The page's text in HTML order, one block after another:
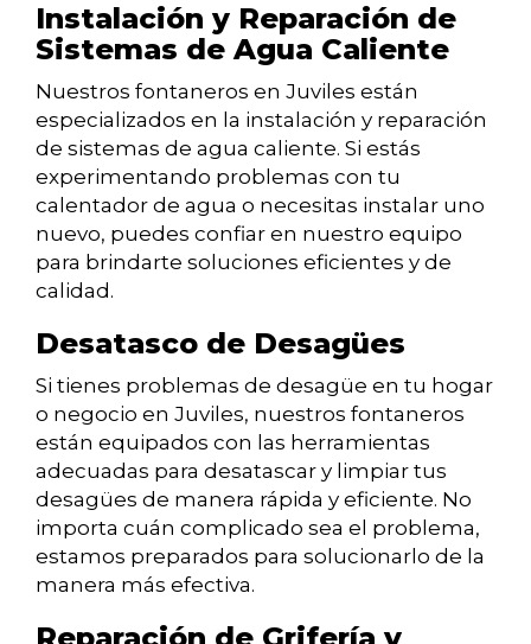
Instalación y Reparación de
Sistemas de Agua Caliente
Nuestros fontaneros en Juviles están
especializados en la instalación y reparación
de sistemas de agua caliente. Si estás
experimentando problemas con tu
calentador de agua o necesitas instalar uno
nuevo, puedes confiar en nuestro equipo
para brindarte soluciones eficientes y de
calidad.
Desatasco de Desagües
Si tienes problemas de desagüe en tu hogar
o negocio en Juviles, nuestros fontaneros
están equipados con las herramientas
adecuadas para desatascar y limpiar tus
desagües de manera rápida y eficiente. No
importa cuán complicado sea el problema,
estamos preparados para solucionarlo de la
manera más efectiva.